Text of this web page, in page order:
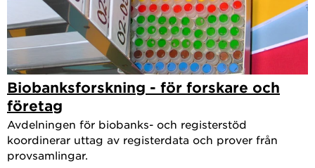
Biobanksforskning - för forskare och
företag
Avdelningen för biobanks- och registerstöd
koordinerar uttag av registerdata och prover från
provsamlingar.